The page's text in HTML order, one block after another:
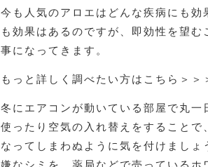
今も人気のアロエはどんな疾病にも
も効果はあるのですが、即効性を望
事になってきます。
もっと詳しく調べたい方はこちら＞＞
冬にエアコンが動いている部屋で丸
使ったり空気の入れ替えをすること
なってしまわぬように気を付けましょ
嫌なシミを、薬局などで売っている